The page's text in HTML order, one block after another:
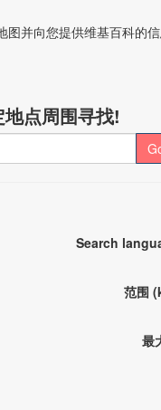
图并向您提供维基百科的
点周围寻找!
Search
范围
最